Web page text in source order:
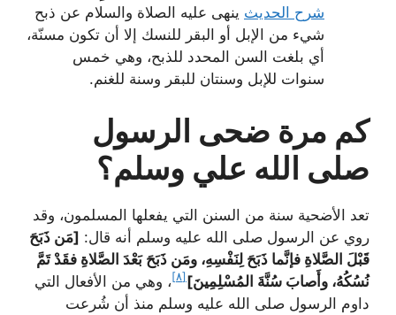
شرح الحديث ينهى عليه الصلاة والسلام عن ذبح
شيء من الإبل أو البقر للنسك إلا أن تكون مسنّة،
أي بلغت السن المحدد للذبح، وهي خمس
سنوات للإبل وسنتان للبقر وسنة للغنم.
كم مرة ضحى الرسول
صلى الله علي وسلم؟
تعد الأضحية سنة من السنن التي يفعلها المسلمون، وقد
روي عن الرسول صلى الله عليه وسلم أنه قال: [مَن ذَبَحَ
قَبْلَ الصَّلاةِ فإنَّما ذَبَحَ لِنَفْسِهِ، ومَن ذَبَحَ بَعْدَ الصَّلاةِ فقَدْ تَمَّ
نُسُكُهُ، وأَصابَ سُنَّةَ المُسْلِمِينَ] [٨]
، وهي من الأفعال التي
داوم الرسول صلى الله عليه وسلم منذ أن شُرعت